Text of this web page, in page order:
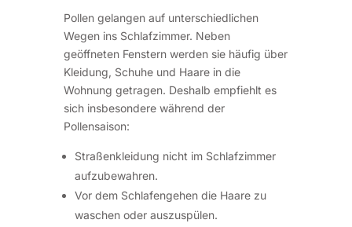
Pollen gelangen auf unterschiedlichen
Wegen ins Schlafzimmer. Neben
geöffneten Fenstern werden sie häufig über
Kleidung, Schuhe und Haare in die
Wohnung getragen. Deshalb empfiehlt es
sich insbesondere während der
Pollensaison:
Straßenkleidung nicht im Schlafzimmer
aufzubewahren.
Vor dem Schlafengehen die Haare zu
waschen oder auszuspülen.